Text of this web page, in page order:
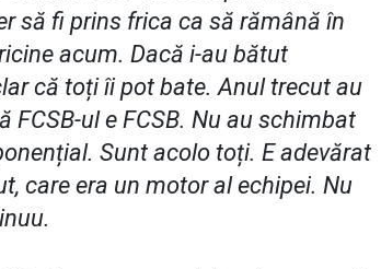
să fi prins frica ca să rămână în
acum. Dacă i-au bătut
că toți îi pot bate. Anul trecut au
ul e FCSB. Nu au schimbat
Sunt acolo toți. E adevărat
care era un motor al echipei. Nu